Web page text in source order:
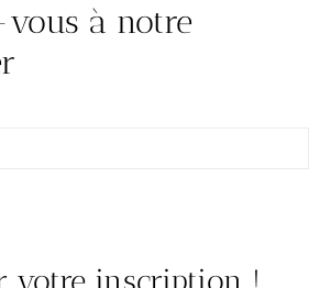
à notre
votre inscription !